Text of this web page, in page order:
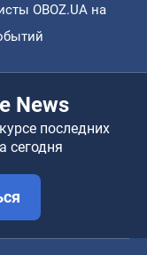
OBOZ.UA на
News
последних
сегодня